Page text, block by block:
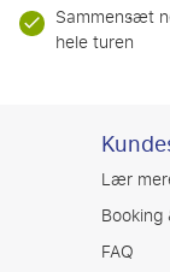
Sammensæt
hele turen
Lær
FAQ